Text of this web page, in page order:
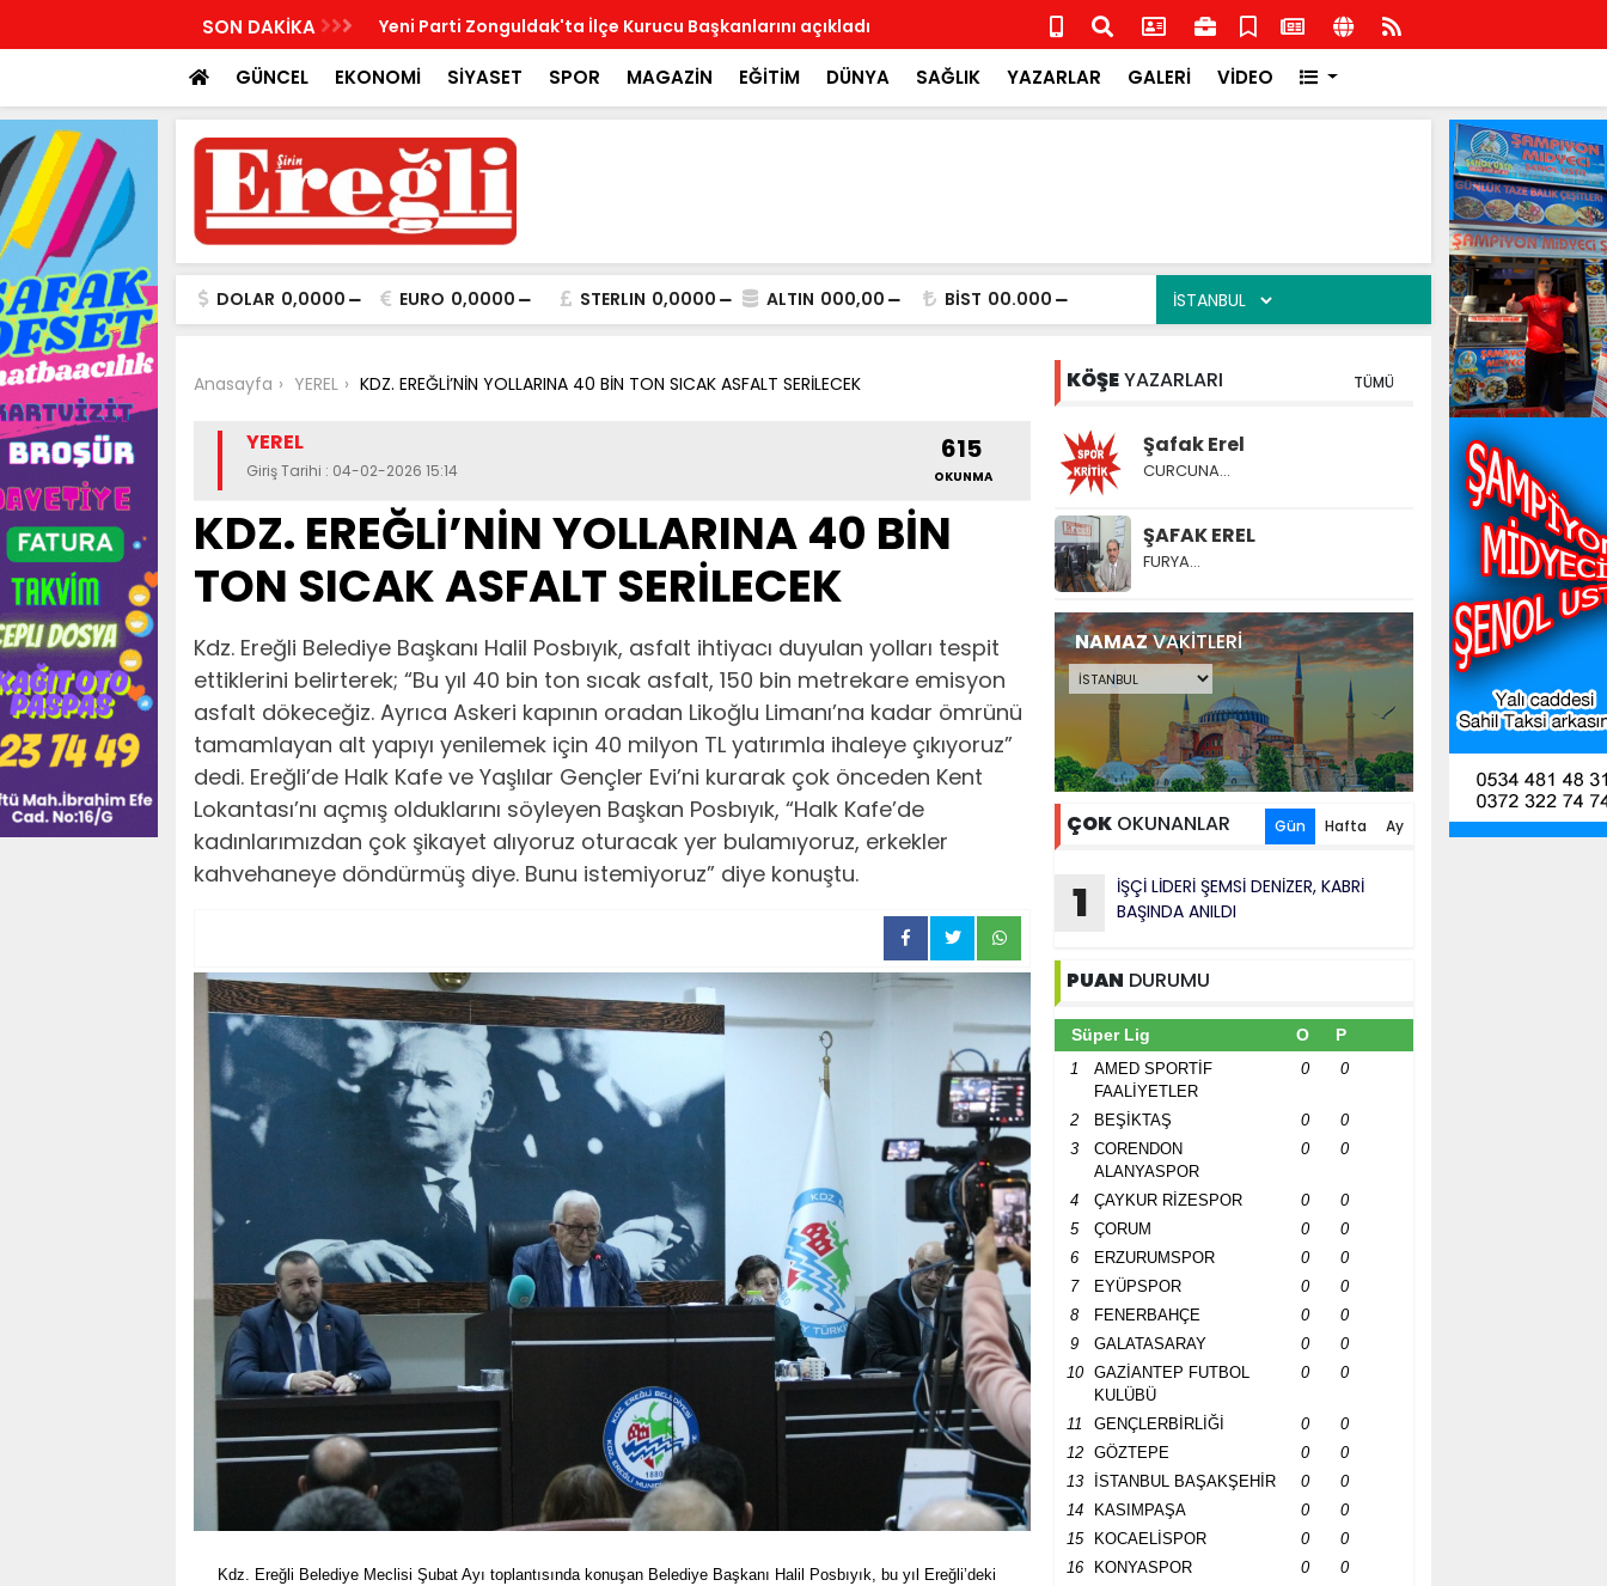
SON DAKİKA Yeni Parti Zonguldak'ta İlçe Kurucu Başkanlarını açıkladı MHP İlçe Teşkilatından İlçe Milli Eğitim Müdürlüğüne ziyaret
GÜNCEL EKONOMİ SİYASET SPOR MAGAZİN EĞİTİM DÜNYA SAĞLIK YAZARLAR GALERİ VİDEO
DOLAR 0,0000 EURO 0,0000 STERLIN 0,0000 ALTIN 000,00 BİST 00.000
Anasayfa YEREL KDZ. EREĞLİ’NİN YOLLARINA 40 BİN TON SICAK ASFALT SERİLECEK
YEREL
Giriş Tarihi : 04-02-2026 15:14
615
OKUNMA
KDZ. EREĞLİ’NİN YOLLARINA 40 BİN
TON SICAK ASFALT SERİLECEK
Kdz. Ereğli Belediye Başkanı Halil Posbıyık, asfalt ihtiyacı duyulan yolları tespit
ettiklerini belirterek; “Bu yıl 40 bin ton sıcak asfalt, 150 bin metrekare emisyon
asfalt dökeceğiz. Ayrıca Askeri kapının oradan Likoğlu Limanı’na kadar ömrünü
tamamlayan alt yapıyı yenilemek için 40 milyon TL yatırımla ihaleye çıkıyoruz”
dedi. Ereğli’de Halk Kafe ve Yaşlılar Gençler Evi’ni kurarak çok önceden Kent
Lokantası’nı açmış olduklarını söyleyen Başkan Posbıyık, “Halk Kafe’de
kadınlarımızdan çok şikayet alıyoruz oturacak yer bulamıyoruz, erkekler
kahvehaneye döndürmüş diye. Bunu istemiyoruz” diye konuştu.
Kdz. Ereğli Belediye Meclisi Şubat Ayı toplantısında konuşan Belediye Başkanı Halil Posbıyık, bu yıl Ereğli’deki
KÖŞEYAZARLARI TÜMÜ
Şafak Erel
CURCUNA…
ŞAFAK EREL
FURYA…
NAMAZVAKİTLERİ
ÇOK OKUNANLAR Gün Hafta Ay
1
İŞÇİ LİDERİ ŞEMSİ DENİZER, KABRİ
BAŞINDA ANILDI
PUAN DURUMU
Süper Lig O P
1
AMED SPORTİF
FAALİYETLER
0 0
2 BEŞİKTAŞ 0
0
3
CORENDON
ALANYASPOR
0 0
4 ÇAYKUR RİZESPOR 0
0
5
ÇORUM 0
0
6
ERZURUMSPOR 0
0
7
EYÜPSPOR 0
0
8
FENERBAHÇE 0
0
9
GALATASARAY 0
0
10
GAZİANTEP FUTBOL
KULÜBÜ
0 0
11 GENÇLERBİRLİĞİ 0
0
12
GÖZTEPE 0
0
13
İSTANBUL BAŞAKŞEHİR 0
0
14
KASIMPAŞA 0
0
15
KOCAELİSPOR 0
0
16
KONYASPOR 0
0